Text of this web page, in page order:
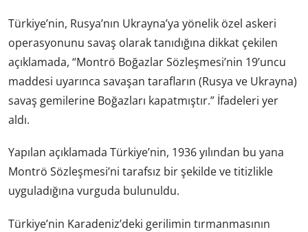
Türkiye’nin, Rusya’nın Ukrayna’ya yönelik özel askeri
operasyonunu savaş olarak tanıdığına dikkat çekilen
açıklamada, “Montrö Boğazlar Sözleşmesi’nin 19’uncu
maddesi uyarınca savaşan tarafların (Rusya ve Ukrayna)
savaş gemilerine Boğazları kapatmıştır.” İfadeleri yer
aldı.
Yapılan açıklamada Türkiye’nin, 1936 yılından bu yana
Montrö Sözleşmesi’ni tarafsız bir şekilde ve titizlikle
uyguladığına vurguda bulunuldu.
Türkiye’nin Karadeniz’deki gerilimin tırmanmasının